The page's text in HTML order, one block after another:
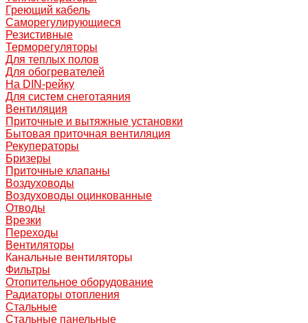
Греющий кабель
Саморегулирующиеся
Резистивные
Терморегуляторы
Для теплых полов
Для обогревателей
На DIN-рейку
Для систем снеготаяния
Вентиляция
Приточные и вытяжные установки
Бытовая приточная вентиляция
Рекуператоры
Бризеры
Приточные клапаны
Воздуховоды
Воздуховоды оцинкованные
Отводы
Врезки
Переходы
Вентиляторы
Канальные вентиляторы
Фильтры
Отопительное оборудование
Радиаторы отопления
Стальные
Стальные панельные